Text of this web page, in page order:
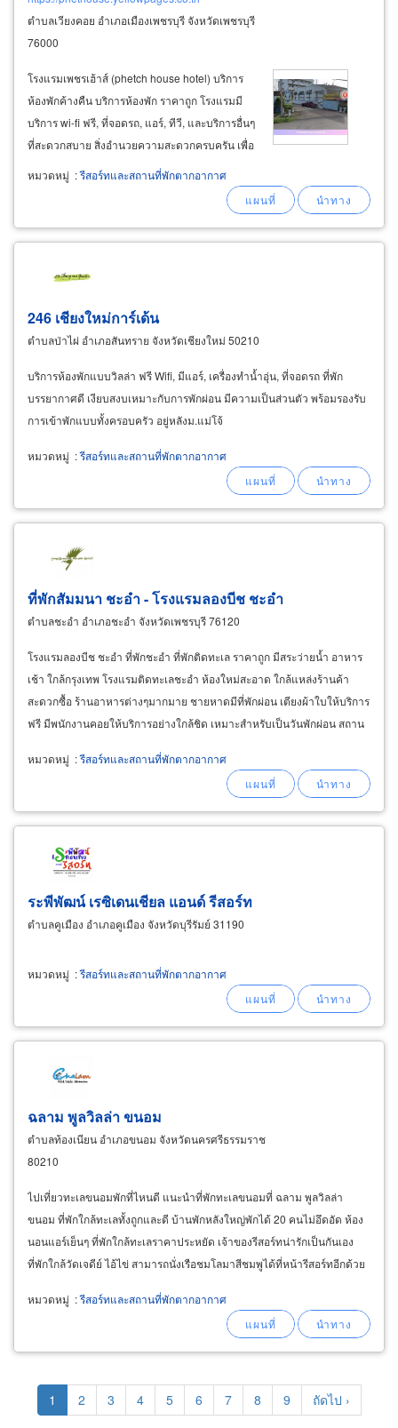
ตำบลเวียงคอย อำเภอเมืองเพชรบุรี จังหวัดเพชรบุรี
76000
โรงแรมเพชรเฮ้าส์ (phetch house hotel) บริการ
ห้องพักค้างคืน บริการห้องพัก ราคาถูก โรงแรมมี
บริการ wi-fi ฟรี, ที่จอดรถ, แอร์, ทีวี, และบริการอื่นๆ
ที่สะดวกสบาย สิ่งอำนวยความสะดวกครบครัน เพื่อ
ให้การพักผ่อนของคุณสะดวกสบายที่สุด ห้องพัก
สะอาดและพร้อมใช้งานทันที ทุกห้องพักผ่านการ
ทำความสะอาดและฆ่าเชื้ออย่างละเอียดในทุกมุม
หมวดหมู่ :รีสอร์ทและสถานที่พักตากอากาศ
246 เชียงใหม่การ์เด้น
ตำบลป่าไผ่ อำเภอสันทราย จังหวัดเชียงใหม่ 50210
บริการห้องพักแบบวิลล่า ฟรี Wifi, มีแอร์, เครื่องทำน้ำอุ่น, ที่จอดรถ ที่พัก
บรรยากาศ​ดี เงียบสงบเหมาะกับการพักผ่อน​ มีความเป็นส่วนตัว​ พร้อมรองรับ
การเข้าพักแบบทั้งครอบครัว​ อยู่หลังม.แม่โจ้
หมวดหมู่ :รีสอร์ทและสถานที่พักตากอากาศ
ที่พักสัมมนา ชะอำ - โรงแรมลองบีช ชะอำ
ตำบลชะอำ อำเภอชะอำ จังหวัดเพชรบุรี 76120
โรงแรมลองบีช ชะอำ ที่พักชะอำ ที่พักติดทะเล ราคาถูก มีสระว่ายน้ำ อาหาร
เช้า ใกล้กรุงเทพ โรงแรมติดทะเลชะอำ ห้องใหม่สะอาด ใกล้แหล่งร้านค้า
สะดวกซื้อ ร้านอาหารต่างๆมากมาย ชายหาดมีที่พักผ่อน เตียงผ้าใบให้บริการ
ฟรี มีพนักงานคอยให้บริการอย่างใกล้ชิด เหมาะสำหรับเป็นวันพักผ่อน สถาน
หมวดหมู่ :รีสอร์ทและสถานที่พักตากอากาศ
ระพีพัฒน์ เรซิเดนเชียล แอนด์ รีสอร์ท
ตำบลคูเมือง อำเภอคูเมือง จังหวัดบุรีรัมย์ 31190
หมวดหมู่ :รีสอร์ทและสถานที่พักตากอากาศ
ฉลาม พูลวิลล่า ขนอม
ตำบลท้องเนียน อำเภอขนอม จังหวัดนครศรีธรรมราช
80210
ไปเที่ยวทะเลขนอมพักที่ไหนดี แนะนำที่พักทะเลขนอมที่ ฉลาม พูลวิลล่า
ขนอม ที่พักใกล้ทะเลทั้งถูกและดี บ้านพักหลังใหญ่พักได้ 20 คนไม่อึดอัด ห้อง
นอนแอร์เย็นๆ ที่พักใกล้ทะเลราคาประหยัด เจ้าของรีสอร์ทน่ารักเป็นกันเอง
ที่พักใกล้วัดเจดีย์ ไอ้ไข่ สามารถนั่งเรือชมโลมาสีชมพูได้ที่หน้ารีสอร์ทอีกด้วย
หมวดหมู่ :รีสอร์ทและสถานที่พักตากอากาศ
Pagination
Current
page
1 Page
2 Page
3 Page
4 Page
5 Page
6 Page
7 Page
8 Page
9
Next
page
ถัดไป ›